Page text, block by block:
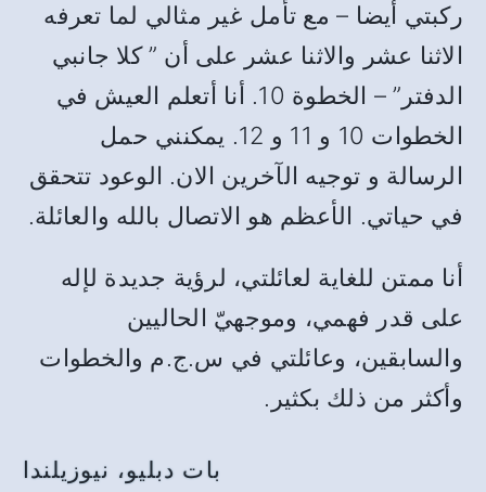
ركبتي أيضا – مع تأمل غير مثالي لما تعرفه
الاثنا عشر والاثنا عشر على أن ” كلا جانبي
الدفتر” – الخطوة 10. أنا أتعلم العيش في
الخطوات 10 و 11 و 12. يمكنني حمل
الرسالة و توجيه الآخرين الان. الوعود تتحقق
في حياتي. الأعظم هو الاتصال بالله والعائلة.
أنا ممتن للغاية لعائلتي، لرؤية جديدة لإله
على قدر فهمي، وموجهيّ الحاليين
والسابقين، وعائلتي في س.ج.م والخطوات
وأكثر من ذلك بكثير.
بات دبليو، نيوزيلندا